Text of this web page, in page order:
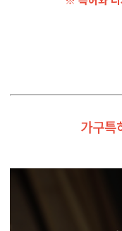
가구특